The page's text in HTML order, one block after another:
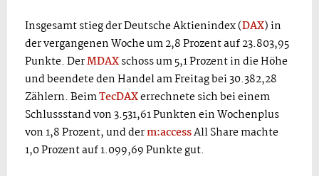
Insgesamt stieg der Deutsche Aktienindex (DAX) in
der vergangenen Woche um 2,8 Prozent auf 23.803,95
Punkte. DerMDAXschoss um 5,1 Prozent in die Höhe
und beendete den Handel am Freitag bei 30.382,28
Zählern. BeimTecDAXerrechnete sich bei einem
Schlussstand von 3.531,61 Punkten ein Wochenplus
von 1,8 Prozent, und derm:accessAll Share machte
1,0 Prozent auf 1.099,69 Punkte gut.